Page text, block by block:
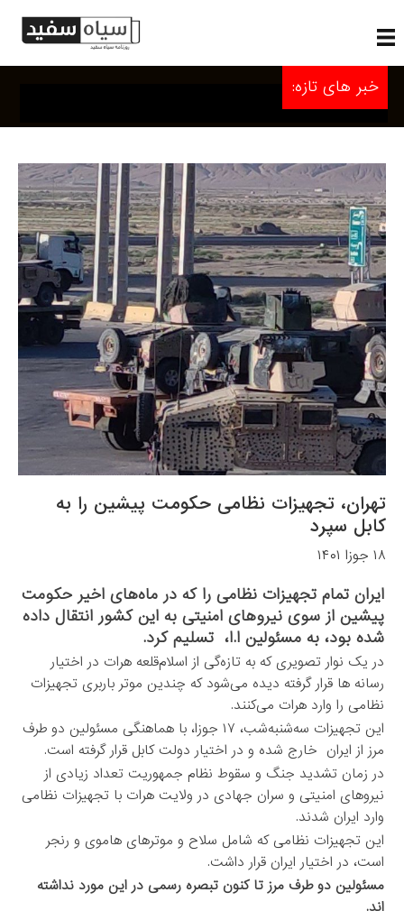
خبر های تازه:
تهران، تجهیزات نظامی حکومت پیشین را به
کابل سپرد
۱۸ جوزا ۱۴۰۱
ایران تمام تجهیزات نظامی را که در ماه‌های اخیر حکومت
پیشین از سوی نیروهای امنیتی به این کشور انتقال داده
شده بود، به مسئولین ا.ا، تسلیم کرد.
در یک‌ نوار تصویری که به تازه‌گی از اسلام‌قلعه هرات در اختیار
رسانه ها قرار گرفته دیده می‌شود که چندین موتر باربری تجهیزات
نظامی را وارد هرات می‌کنند.
این تجهیزات سه‌شنبه‌شب، ۱۷ جوزا، با هماهنگی مسئولین دو طرف
مرز از ایران خارج شده و در اختیار دولت کابل قرار گرفته است.
در زمان تشدید جنگ و سقوط نظام جمهوریت تعداد زیادی از
نیروهای امنیتی و سران جهادی در ولایت هرات با تجهیزات نظامی‌
وارد ایران شدند.
این تجهیزات نظامی که شامل سلاح و موترهای هاموی و‌ رنجر‌
است، در اختیار ایران قرار داشت.
مسئولین دو طرف مرز تا کنون تبصره رسمی در این مورد نداشته
اند.